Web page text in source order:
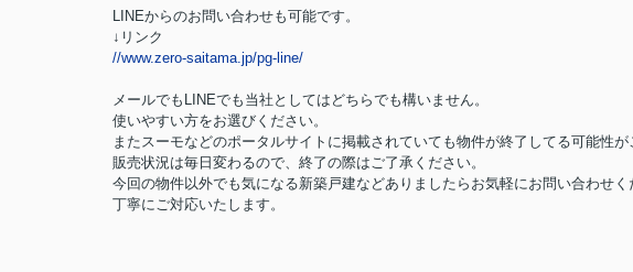
LINEからのお問い合わせも可能です。
↓リンク
//www.zero-saitama.jp/pg-line/
メールでもLINEでも当社としてはどちらでも構いません。
使いやすい方をお選びください。
またスーモなどのポータルサイトに掲載されていても物件が終了してる可能性が
販売状況は毎日変わるので、終了の際はご了承ください。
今回の物件以外でも気になる新築戸建などありましたらお気軽にお問い合わせく
丁寧にご対応いたします。